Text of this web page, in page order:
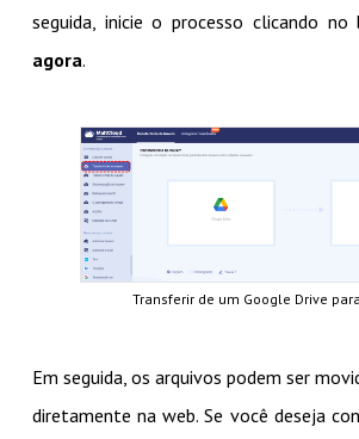
seguida, inicie o processo clicando no
agora.
Transferir de um Google Drive
Em seguida, os arquivos podem ser
diretamente na web. Se você deseja